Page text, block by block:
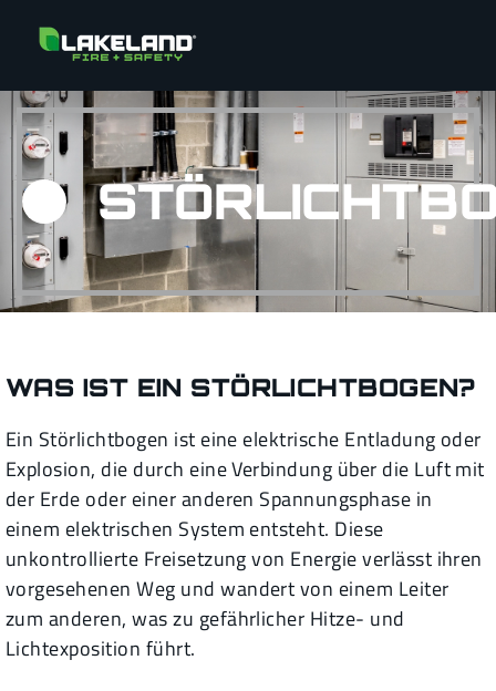
WAS IST EIN STÖRLICHTBOGEN?
Ein Störlichtbogen ist eine elektrische Entladung oder
Explosion, die durch eine Verbindung über die Luft mit
der Erde oder einer anderen Spannungsphase in
einem elektrischen System entsteht. Diese
unkontrollierte Freisetzung von Energie verlässt ihren
vorgesehenen Weg und wandert von einem Leiter
zum anderen, was zu gefährlicher Hitze- und
Lichtexposition führt.